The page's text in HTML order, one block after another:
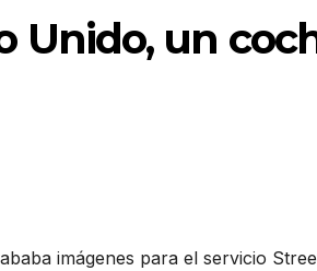
Unido, un
imágenes para el servicio